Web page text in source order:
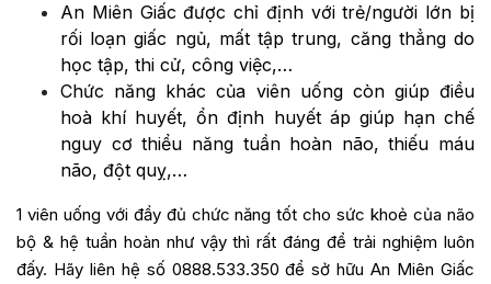
An Miên Giấc được chỉ định với trẻ/người lớn bị
rối loạn giấc ngủ, mất tập trung, căng thẳng do
học tập, thi cử, công việc,…
Chức năng khác của viên uống còn giúp điều
hoà khí huyết, ổn định huyết áp giúp hạn chế
nguy cơ thiểu năng tuần hoàn não, thiếu máu
não, đột quỵ,…
1 viên uống với đầy đủ chức năng tốt cho sức khoẻ của não
bộ & hệ tuần hoàn như vậy thì rất đáng để trải nghiệm luôn
đấy. Hãy liên hệ số 0888.533.350 để sở hữu An Miên Giấc